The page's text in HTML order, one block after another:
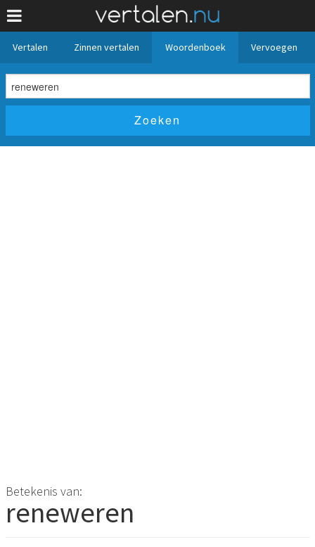
Vertalen Zinnen vertalen Woordenboek Vervoegen
Betekenis van:
reneweren